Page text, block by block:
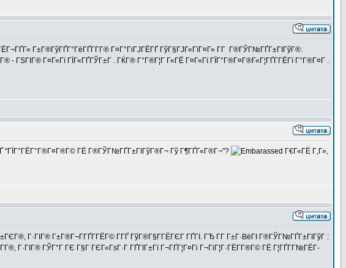
Г±Г®ГўГҐГ°ГёГҐГ­Г­Г® Г¤Г°ГіГЈГЁГҐ ГўГ§ГЈГ«ГїГ¤Г» Г­Г Г®ГЎГ№ГҐГ±ГІГўГ®:
- ГЅГІГ® Г¤Г«Гї ГЇГ«ГҐГЎГ±Г . ГЌГ® Г°Г®Г¦Г Г«ГЁ Г¤Г«Гї ГЇГ°Г®Г¤Г®Г«Г¦ГҐГ­ГЁГї Г°Г®Г¤Г .
"ГЇГ°ГЁГ°Г®Г¤Г®Г© ГЁ Г®ГЎГ№ГҐГ±ГІГўГ®Г¬ Гў Г¶ГҐГ«Г®Г¬"?
Г€Г«ГЁ Г‚Г»,
Г·ГІГ® Г±Г®Г¬Г­ГҐГ­ГЁГ© Г­ГҐ ГўГ®Г§Г­ГЁГЄГ ГҐГІ. ГЂ Г­Г Г±Г·ВёГІ Г®ГЎГ№ГҐГ±ГІГўГ :
Г·ГІГ® ГЎГ°Г ГЄ Г§Г ГЄГ«ГѕГ·Г ГҐГІГ±Гї Г¬ГҐГ¦Г¤Гі Г¬ГіГ¦Г·ГЁГ­Г®Г© ГЁ Г¦ГҐГ­Г№ГЁГ­